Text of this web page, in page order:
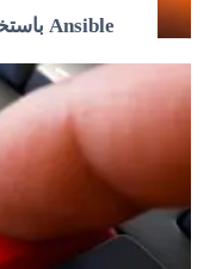
كيفية أتمتة تثبيت Canvas LMS باستخدام Ansible